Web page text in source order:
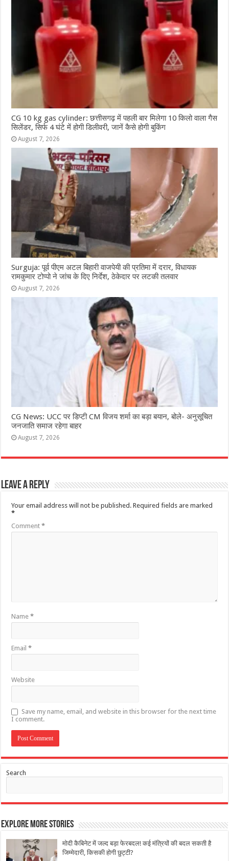
CG 10 kg gas cylinder: छत्तीसगढ़ में पहली बार मिलेगा 10 किलो वाला गैस
सिलेंडर, सिर्फ 4 घंटे में होगी डिलीवरी, जानें कैसे होगी बुकिंग
August 7, 2026
Surguja: पूर्व पीएम अटल बिहारी वाजपेयी की प्रतिमा में दरार, विधायक
रामकुमार टोप्पो ने जांच के दिए निर्देश, ठेकेदार पर लटकी तलवार
August 7, 2026
CG News: UCC पर डिप्टी CM विजय शर्मा का बड़ा बयान, बोले- अनुसूचित
जनजाति समाज रहेगा बाहर
August 7, 2026
Leave a Reply
Your email address will not be published. Required fields are marked
*
Comment*
Name*
Email*
Website
Save my name, email, and website in this browser for the next time
I comment.
Search
Explore More Stories
मोदी कैबिनेट में जल्द बड़ा फेरबदल! कई मंत्रियों की बदल सकती है
जिम्मेदारी, किसकी होगी छुट्टी?